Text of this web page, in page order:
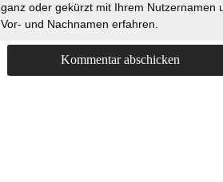
ganz oder gekürzt mit Ihrem Nutzernamen
Vor- und Nachnamen erfahren.